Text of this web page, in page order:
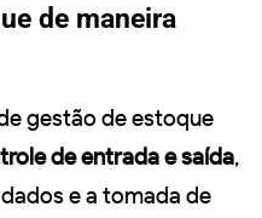
de maneira
gestão de estoque
de entrada e saída,
e a tomada de